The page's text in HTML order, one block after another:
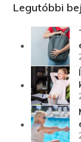
Legutóbbi